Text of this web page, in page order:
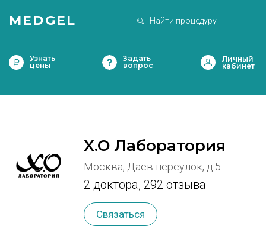
MEDGEL
Узнать
цены
Задать
вопрос
X.O Лаборатория
Москва, Даев переулок, д.5
2 доктора, 292 отзыва
Связаться